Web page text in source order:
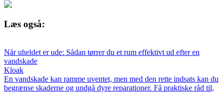
Læs også:
Når uheldet er ude: Sådan tørrer du et rum effektivt ud efter en
vandskade
Kloak
En vandskade kan ramme uventet, men med den rette indsats kan du
begrænse skaderne og undgå dyre reparationer. Få praktiske råd til,